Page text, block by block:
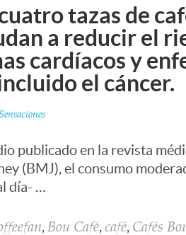
tazas de
a reducir el
cardíacos y
el cáncer.
publicado en la revista
(BMJ), el consumo
día- …
, Bou Café, café, Cafés